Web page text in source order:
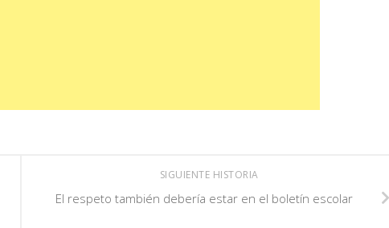
SIGUIENTE HISTORIA
El respeto también debería estar en el boletín escolar